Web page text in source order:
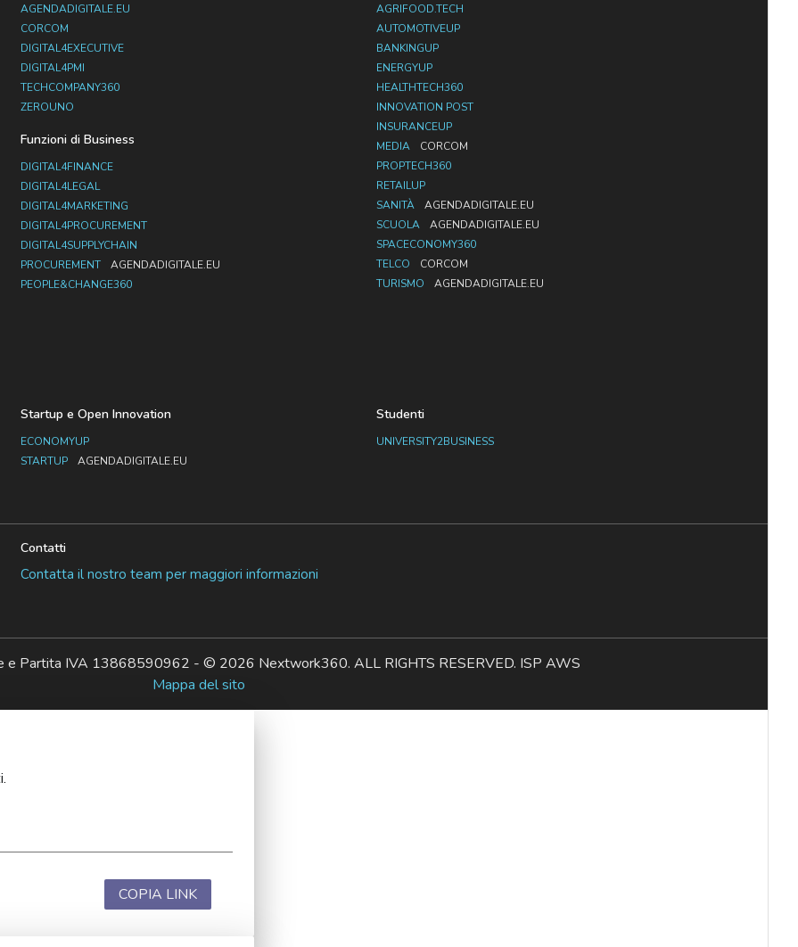
AGENDADIGITALE.EU
CORCOM
DIGITAL4EXECUTIVE
DIGITAL4PMI
TECHCOMPANY360
ZEROUNO
Funzioni di Business
DIGITAL4FINANCE
DIGITAL4LEGAL
DIGITAL4MARKETING
DIGITAL4PROCUREMENT
DIGITAL4SUPPLYCHAIN
PROCUREMENT
AGENDADIGITALE.EU
PEOPLE&CHANGE360
AGRIFOOD.TECH
AUTOMOTIVEUP
BANKINGUP
ENERGYUP
HEALTHTECH360
INNOVATION POST
INSURANCEUP
MEDIA
CORCOM
PROPTECH360
RETAILUP
SANITÀ
AGENDADIGITALE.EU
SCUOLA
AGENDADIGITALE.EU
SPACECONOMY360
TELCO
CORCOM
TURISMO
AGENDADIGITALE.EU
Startup e Open Innovation
ECONOMYUP
STARTUP
AGENDADIGITALE.EU
Studenti
UNIVERSITY2BUSINESS
Contatti
Contatta il nostro team per maggiori informazioni
e Partita IVA 13868590962 - © 2026 Nextwork360. ALL RIGHTS RESERVED. ISP AWS
Mappa del sito
COPIA LINK